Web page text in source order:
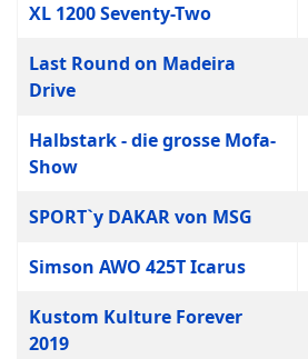
XL 1200 Seventy-Two
Last Round on Madeira
Drive
Halbstark - die grosse Mofa-
Show
SPORT`y DAKAR von MSG
Simson AWO 425T Icarus
Kustom Kulture Forever
2019